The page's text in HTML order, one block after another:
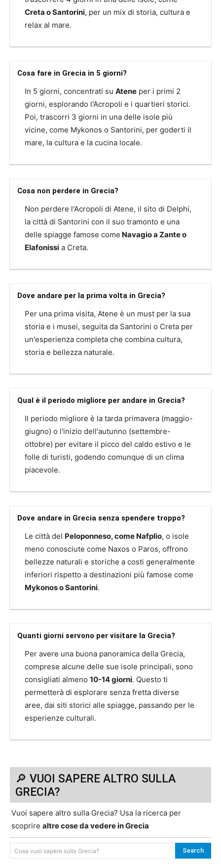
Creta o Santorini, per un mix di storia, cultura e
relax al mare.
Cosa fare in Grecia in 5 giorni?
In 5 giorni, concentrati su Atene per i primi 2
giorni, esplorando l'Acropoli e i quartieri storici.
Poi, trascorri 3 giorni in una delle isole più
vicine, come Mykonos o Santorini, per goderti il
mare, la cultura e la cucina locale.
Cosa non perdere in Grecia?
Non perdere l'Acropoli di Atene, il sito di Delphi,
la città di Santorini con il suo tramonto e una
delle spiagge famose come Navagio a Zante o
Elafonissi a Creta.
Dove andare per la prima volta in Grecia?
Per una prima visita, Atene è un must per la sua
storia e i musei, seguita da Santorini o Creta per
un'esperienza completa che combina cultura,
storia e bellezza naturale.
Qual è il periodo migliore per andare in Grecia?
Il periodo migliore è la tarda primavera (maggio-
giugno) o l'inizio dell'autunno (settembre-
ottobre) per evitare il picco del caldo estivo e le
folle di turisti, godendo comunque di un clima
piacevole.
Dove andare in Grecia senza spendere troppo?
Le città del Peloponneso, come Nafplio, o isole
meno conosciute come Naxos o Paros, offrono
bellezze naturali e storiche a costi generalmente
inferiori rispetto a destinazioni più famose come
Mykonos o Santorini.
Quanti giorni servono per visitare la Grecia?
Per avere una buona panoramica della Grecia,
comprese alcune delle sue isole principali, sono
consigliati almeno 10-14 giorni. Questo ti
permetterà di esplorare senza fretta diverse
aree, dai siti storici alle spiagge, passando per le
esperienze culturali.
🔎 VUOI SAPERE ALTRO SULLA
GRECIA?
Vuoi sapere altro sulla Grecia? Usa la ricerca per
scoprire altre cose da vedere in Grecia
Cosa vuoi sapere sulla Grecia? Search